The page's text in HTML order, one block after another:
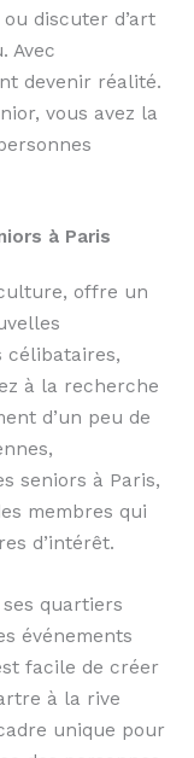
discuter d’art
Avec
devenir réalité.
vous avez la
à Paris
offre un
célibataires,
à la recherche
d’un peu de
seniors à Paris,
membres qui
d’intérêt.
quartiers
événements
facile de créer
à la rive
unique pour